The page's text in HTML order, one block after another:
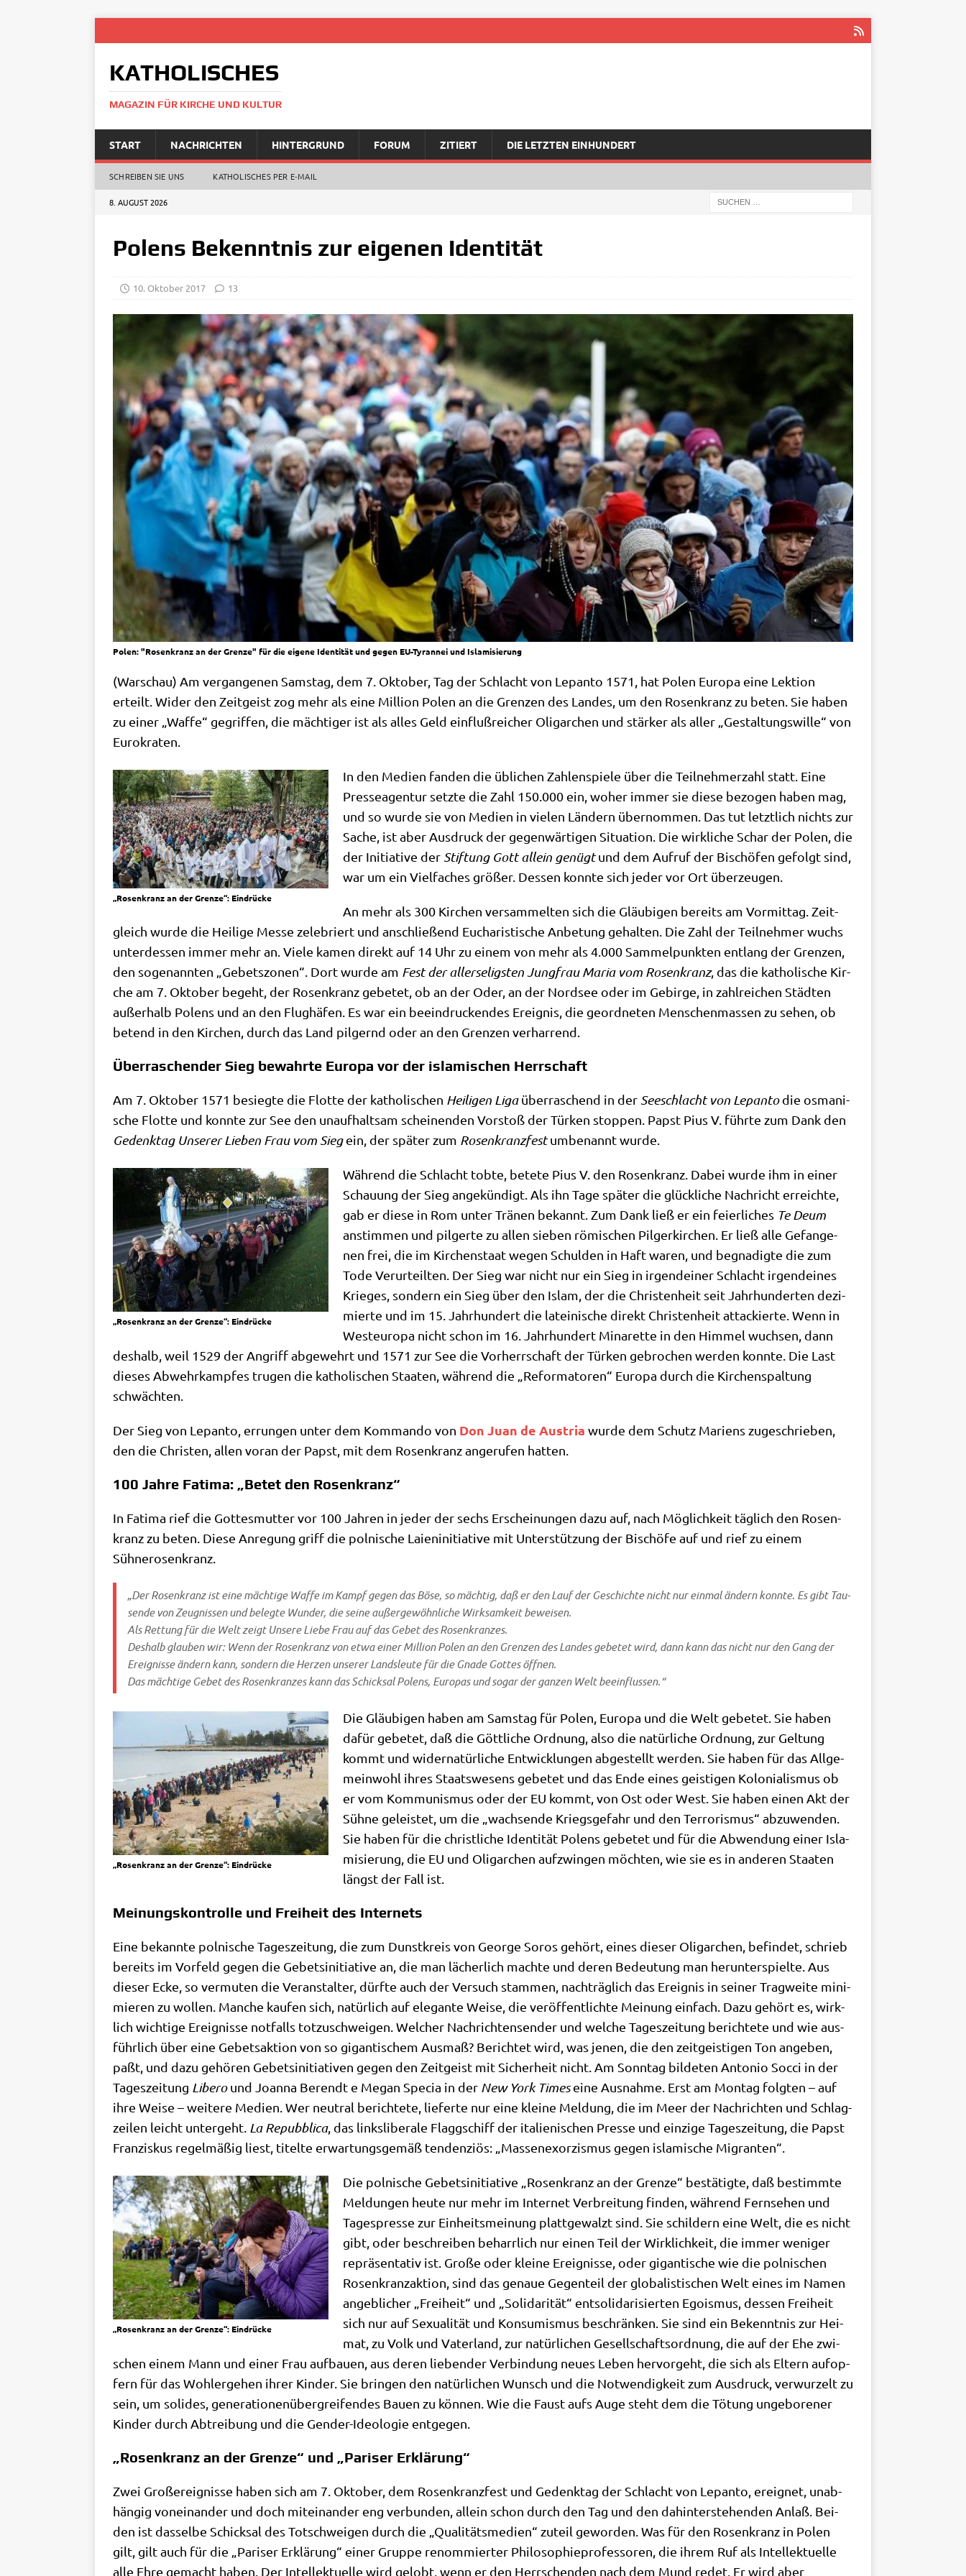
KATHOLISCHES
MAGAZIN FÜR KIRCHE UND KULTUR
START NACHRICHTEN HINTERGRUND FORUM ZITIERT DIE LETZTEN EINHUNDERT
SCHREIBEN SIE UNS KATHOLISCHES PER E‑MAIL
8. AUGUST 2026
Polens Bekenntnis zur eigenen Identität
10. Oktober 2017 13
Polen: "Rosenkranz an der Grenze" für die eigene Identität und gegen EU-Tyrannei und Islamisierung
(War­schau) Am ver­gan­ge­nen Sams­tag, dem 7. Okto­ber, Tag der Schlacht von Lepan­to 1571, hat Polen Euro­pa eine Lek­ti­on
erteilt. Wider den Zeit­geist zog mehr als eine Mil­li­on Polen an die Gren­zen des Lan­des, um den Rosen­kranz zu beten. Sie haben
zu einer „Waf­fe“ gegrif­fen, die mäch­ti­ger ist als alles Geld ein­fluß­rei­cher Olig­ar­chen und stär­ker als aller „Gestal­tungs­wil­le“ von
Eurokraten.
„Rosen­kranz an der Gren­ze“: Eindrücke
In den Medi­en fan­den die übli­chen Zah­len­spie­le über die Teil­neh­mer­zahl statt. Eine
Pres­se­agen­tur setz­te die Zahl 150.000 ein, woher immer sie die­se bezo­gen haben mag,
und so wur­de sie von Medi­en in vie­len Län­dern über­nom­men. Das tut letzt­lich nichts zur
Sache, ist aber Aus­druck der gegen­wär­ti­gen Situa­ti­on. Die wirk­li­che Schar der Polen, die
der Initia­ti­ve der Stif­tung Gott allein genügtund dem Auf­ruf der Bischö­fen gefolgt sind,
war um ein Viel­fa­ches grö­ßer. Des­sen konn­te sich jeder vor Ort überzeugen.
An mehr als 300 Kir­chen ver­sam­mel­ten sich die Gläu­bi­gen bereits am Vor­mit­tag. Zeit­
gleich wur­de die Hei­li­ge Mes­se zele­briert und anschlie­ßend Eucha­ri­sti­sche Anbe­tung gehal­ten. Die Zahl der Teil­neh­mer wuchs
unter­des­sen immer mehr an. Vie­le kamen direkt auf 14 Uhr zu einem von mehr als 4.000 Sam­mel­punk­ten ent­lang der Gren­zen,
den soge­nann­ten „Gebets­zo­nen“. Dort wur­de am Fest der aller­se­lig­sten Jung­frau Maria vom Rosen­kranz, das die katho­li­sche Kir­
che am 7. Okto­ber begeht, der Rosen­kranz gebe­tet, ob an der Oder, an der Nord­see oder im Gebir­ge, in zahl­rei­chen Städ­ten
außer­halb Polens und an den Flug­hä­fen. Es war ein beein­drucken­des Ereig­nis, die geord­ne­ten Men­schen­mas­sen zu sehen, ob
betend in den Kir­chen, durch das Land pil­gernd oder an den Gren­zen verharrend.
Überraschender Sieg bewahrte Europa vor der islamischen Herrschaft
Am 7. Okto­ber 1571 besieg­te die Flot­te der katho­li­schen Hei­li­gen Ligaüber­ra­schend in der See­schlacht von Lepan­todie osma­ni­
sche Flot­te und konn­te zur See den unauf­halt­sam schei­nen­den Vor­stoß der Tür­ken stop­pen. Papst Pius V. führ­te zum Dank den
Gedenk­tag Unse­rer Lie­ben Frau vom Siegein, der spä­ter zum Rosen­kranz­festumbe­nannt wurde.
„Rosen­kranz an der Gren­ze“: Eindrücke
Wäh­rend die Schlacht tob­te, bete­te Pius V. den Rosen­kranz. Dabei wur­de ihm in einer
Schau­ung der Sieg ange­kün­digt. Als ihn Tage spä­ter die glück­li­che Nach­richt erreich­te,
gab er die­se in Rom unter Trä­nen bekannt. Zum Dank ließ er ein fei­er­li­ches Te Deum
anstim­men und pil­ger­te zu allen sie­ben römi­schen Pil­ger­kir­chen. Er ließ alle Gefan­ge­
nen frei, die im Kir­chen­staat wegen Schul­den in Haft waren, und begna­dig­te die zum
Tode Ver­ur­teil­ten. Der Sieg war nicht nur ein Sieg in irgend­ei­ner Schlacht irgend­ei­nes
Krie­ges, son­dern ein Sieg über den Islam, der die Chri­sten­heit seit Jahr­hun­der­ten dezi­
mier­te und im 15. Jahr­hun­dert die latei­ni­sche direkt Chri­sten­heit attackier­te. Wenn in
West­eu­ro­pa nicht schon im 16. Jahr­hun­dert Mina­ret­te in den Him­mel wuch­sen, dann
des­halb, weil 1529 der Angriff abge­wehrt und 1571 zur See die Vor­herr­schaft der Tür­ken gebro­chen wer­den konn­te. Die Last
die­ses Abwehr­kamp­fes tru­gen die katho­li­schen Staa­ten, wäh­rend die „Refor­ma­to­ren“ Euro­pa durch die Kir­chen­spal­tung
schwächten.
Der Sieg von Lepan­to, errun­gen unter dem Kom­man­do von Don Juan de Austria wur­de dem Schutz Mari­ens zuge­schrie­ben,
den die Chri­sten, allen vor­an der Papst, mit dem Rosen­kranz ange­ru­fen hatten.
100 Jahre Fatima: „Betet den Rosenkranz“
In Fati­ma rief die Got­tes­mut­ter vor 100 Jah­ren in jeder der sechs Erschei­nun­gen dazu auf, nach Mög­lich­keit täg­lich den Rosen­
kranz zu beten. Die­se Anre­gung griff die pol­ni­sche Lai­en­in­itia­ti­ve mit Unter­stüt­zung der Bischö­fe auf und rief zu einem
Sühnerosenkranz.
„Der Rosen­kranz ist eine mäch­ti­ge Waf­fe im Kampf gegen das Böse, so mäch­tig, daß er den Lauf der Geschich­te nicht nur ein­mal ändern konn­te. Es gibt Tau­
sen­de von Zeug­nis­sen und beleg­te Wun­der, die sei­ne außer­ge­wöhn­li­che Wirk­sam­keit beweisen.
Als Ret­tung für die Welt zeigt Unse­re Lie­be Frau auf das Gebet des Rosenkranzes.
Des­halb glau­ben wir: Wenn der Rosen­kranz von etwa einer Mil­li­on Polen an den Gren­zen des Lan­des gebe­tet wird, dann kann das nicht nur den Gang der
Ereig­nis­se ändern kann, son­dern die Her­zen unse­rer Lands­leu­te für die Gna­de Got­tes öffnen.
Das mäch­ti­ge Gebet des Rosen­kran­zes kann das Schick­sal Polens, Euro­pas und sogar der gan­zen Welt beeinflussen.“
„Rosen­kranz an der Gren­ze“: Eindrücke
Die Gläu­bi­gen haben am Sams­tag für Polen, Euro­pa und die Welt gebe­tet. Sie haben
dafür gebe­tet, daß die Gött­li­che Ord­nung, also die natür­li­che Ord­nung, zur Gel­tung
kommt und wider­na­tür­li­che Ent­wick­lun­gen abge­stellt wer­den. Sie haben für das All­ge­
mein­wohl ihres Staats­we­sens gebe­tet und das Ende eines gei­sti­gen Kolo­nia­lis­mus ob
er vom Kom­mu­nis­mus oder der EU kommt, von Ost oder West. Sie haben einen Akt der
Süh­ne gelei­stet, um die „wach­sen­de Kriegs­ge­fahr und den Ter­ro­ris­mus“ abzu­wen­den.
Sie haben für die christ­li­che Iden­ti­tät Polens gebe­tet und für die Abwen­dung einer Isla­
mi­sie­rung, die EU und Olig­ar­chen auf­zwin­gen möch­ten, wie sie es in ande­ren Staa­ten
längst der Fall ist.
Meinungskontrolle und Freiheit des Internets
Eine bekann­te pol­ni­sche Tages­zei­tung, die zum Dunst­kreis von Geor­ge Sor­os gehört, eines die­ser Olig­ar­chen, befin­det, schrieb
bereits im Vor­feld gegen die Gebets­in­itia­ti­ve an, die man lächer­lich mach­te und deren Bedeu­tung man her­un­ter­spiel­te. Aus
die­ser Ecke, so ver­mu­ten die Ver­an­stal­ter, dürf­te auch der Ver­such stam­men, nach­träg­lich das Ereig­nis in sei­ner Trag­wei­te mini­
mie­ren zu wol­len. Man­che kau­fen sich, natür­lich auf ele­gan­te Wei­se, die ver­öf­fent­lich­te Mei­nung ein­fach. Dazu gehört es, wirk­
lich wich­ti­ge Ereig­nis­se not­falls tot­zu­schwei­gen. Wel­cher Nach­rich­ten­sen­der und wel­che Tages­zei­tung berich­te­te und wie aus­
führ­lich über eine Gebets­ak­ti­on von so gigan­ti­schem Aus­maß? Berich­tet wird, was jenen, die den zeit­gei­sti­gen Ton ange­ben,
paßt, und dazu gehö­ren Gebets­in­itia­ti­ven gegen den Zeit­geist mit Sicher­heit nicht. Am Sonn­tag bil­de­ten Anto­nio Soc­ci in der
Tages­zei­tung Libe­round Joan­na Ber­endt e Megan Spe­cia in der New York Timeseine Aus­nah­me. Erst am Mon­tag folg­ten – auf
ihre Wei­se – wei­te­re Medi­en. Wer neu­tral berich­te­te, lie­fer­te nur eine klei­ne Mel­dung, die im Meer der Nach­rich­ten und Schlag­
zei­len leicht unter­geht. La Repubbli­ca, das links­li­be­ra­le Flagg­schiff der ita­lie­ni­schen Pres­se und ein­zi­ge Tages­zei­tung, die Papst
Fran­zis­kus regel­mä­ßig liest, titel­te erwar­tungs­ge­mäß ten­den­zi­ös: „Mas­sen­ex­or­zis­mus gegen isla­mi­sche Migranten“.
„Rosen­kranz an der Gren­ze“: Eindrücke
Die pol­ni­sche Gebets­in­itia­ti­ve „Rosen­kranz an der Gren­ze“ bestä­tig­te, daß bestimm­te
Mel­dun­gen heu­te nur mehr im Inter­net Ver­brei­tung fin­den, wäh­rend Fern­se­hen und
Tages­pres­se zur Ein­heits­mei­nung platt­ge­walzt sind. Sie schil­dern eine Welt, die es nicht
gibt, oder beschrei­ben beharr­lich nur einen Teil der Wirk­lich­keit, die immer weni­ger
reprä­sen­ta­tiv ist. Gro­ße oder klei­ne Ereig­nis­se, oder gigan­ti­sche wie die pol­ni­schen
Rosen­kranz­ak­ti­on, sind das genaue Gegen­teil der glo­ba­li­sti­schen Welt eines im Namen
angeb­li­cher „Frei­heit“ und „Soli­da­ri­tät“ ent­so­li­da­ri­sier­ten Ego­is­mus, des­sen Frei­heit
sich nur auf Sexua­li­tät und Kon­su­mis­mus beschrän­ken. Sie sind ein Bekennt­nis zur Hei­
mat, zu Volk und Vater­land, zur natür­li­chen Gesell­schafts­ord­nung, die auf der Ehe zwi­
schen einem Mann und einer Frau auf­bau­en, aus deren lie­ben­der Ver­bin­dung neu­es Leben her­vor­geht, die sich als Eltern auf­op­
fern für das Wohl­erge­hen ihrer Kin­der. Sie brin­gen den natür­li­chen Wunsch und die Not­wen­dig­keit zum Aus­druck, ver­wur­zelt zu
sein, um soli­des, gene­ra­tio­nen­über­grei­fen­des Bau­en zu kön­nen. Wie die Faust aufs Auge steht dem die Tötung unge­bo­re­ner
Kin­der durch Abtrei­bung und die Gen­der-Ideo­lo­gie entgegen.
„Rosenkranz an der Grenze“ und „Pariser Erklärung“
Zwei Groß­ereig­nis­se haben sich am 7. Okto­ber, dem Rosen­kranz­fest und Gedenk­tag der Schlacht von Lepan­to, ereig­net, unab­
hän­gig von­ein­an­der und doch mit­ein­an­der eng ver­bun­den, allein schon durch den Tag und den dahin­ter­ste­hen­den Anlaß. Bei­
den ist das­sel­be Schick­sal des Tot­schwei­gen durch die „Qua­li­täts­me­di­en“ zuteil gewor­den. Was für den Rosen­kranz in Polen
gilt, gilt auch für die „Pari­ser Erklä­rung“ einer Grup­pe renom­mier­ter Phi­lo­so­phie­pro­fes­so­ren, die ihrem Ruf als Intel­lek­tu­el­le
alle Ehre gemacht haben. Der Intel­lek­tu­el­le wird gelobt, wenn er den Herr­schen­den nach dem Mund redet. Er wird aber